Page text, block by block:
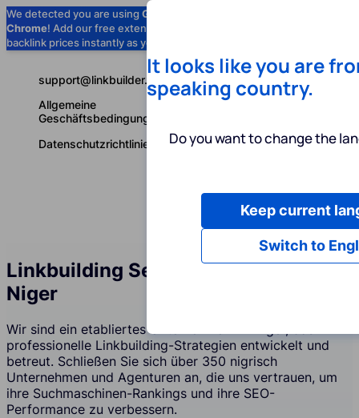
We detected you are using Google
Chrome! Add our free extension to check
backlink prices instantly as you browse.
Deutsch
support@linkbuilder.com
Allgemeine
Geschäftsbedingungen
Datenschutzrichtlinie
Linkbuilding Services Agentur im
Niger
Wir sind ein etabliertes Unternehmen im Niger, das
professionelle Linkbuilding-Strategien entwickelt und
betreut. Schließen Sie sich über 350 nigrisch
Unternehmen und Agenturen an, die uns vertrauen, um
ihre Suchmaschinen-Rankings und ihre SEO-
Performance zu verbessern.
It looks like you are
speaking country.
Do you want to change the
Switch to
Keep current